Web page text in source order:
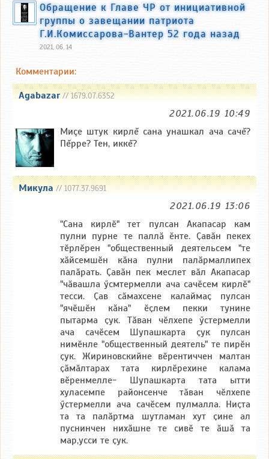
Обращение к Главе ЧР от инициативной
группы о завещании патриота
Г.И.Комиссарова-Вантер 52 года назад
2021, 06, 14
Комментарии:
Agabazar// 1679.07.6352
2021.06.19 10:49
Миçе штук кирлĕ сана унашкал ача сачĕ?
Пĕрре? Тен, иккĕ?
Микула// 1077.37.9691
2021.06.19 13:06
"Сана кирлӗ" тет пулсан Акапасар кам
пулни пурне те паллӑ ӗнте. Ҫавӑн пекех
тӗрлӗрен "общественный деятельсем "те
хӑйсемшӗн кӑна пулни палӑрмаллипех
палӑрать. Ҫавӑн пек меслет вӑл Акапасар
"чӑвашла ӳсмтермелли ача сачӗсем кирлӗ"
тесси. Ҫав сӑмахсене калаймаҫ пулсан
"ячӗшӗн кӑна" ӗҫлем пекки тунине
пытарма ҫук. Тӑван чӗлхепе ӳстермелли
ача сачӗсем Шупашкарта ҫук пулсан
нимӗнле "общественный деятель" те пирӗн
ҫук. Жириновскийне вӗрентиччен малтан
ҫӑмӑлтарах тата кирлӗрехине калама
вӗренмелле- Шупашкарта тата ытти
хуласемпе районсенче тӑван чӗлхепе
ӳстермелли ача сачӗсем пулмалла. Ниҫта
та та палӑртма шутламан хут ҫине ал
пуснинчен нихӑшне те сивӗ те ӑшӑ та
мар,усси те ҫук.